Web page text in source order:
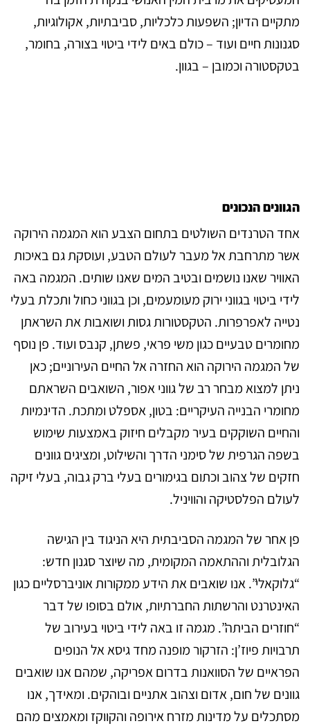
מתקיים הדיון; השפעות כלכליות, סביבתיות, אקולוגיות,
סגנונות חיים ועוד – כולם באים לידי ביטוי בצורה, בחומר,
בטקסטורה וכמובן – בגוון.
הגוונים הנכונים
אחד הטרנדים השולטים בתחום הצבע הוא המגמה הירוקה
אשר מתרחבת אל מעבר לעולם הטבע, ועוסקת גם באיכות
האוויר שאנו נושמים ובטיב המים שאנו שותים. המגמה באה
לידי ביטוי בגווני ירוק מעומעמים, וכן בגווני כחול ותכלת בעלי
נטייה לאפרפרות. הטקסטורות גסות ושואבות את השראתן
מחומרים טבעיים כגון משי פראי, פשתן, קנבס ועוד. פן נוסף
של המגמה הירוקה הוא החזרה אל החיים העירוניים; כאן
ניתן למצוא מבחר רב של גווני אפור, השואבים השראתם
מחומרי הבנייה העיקריים: בטון, אספלט ומתכת. הדינמיות
והחיים השוקקים בעיר מקבלים חיזוק באמצעות שימוש
בשפה הגרפית של סימני הדרך והשילוט, ומציגים גוונים
חזקים של צהוב וכתום בגימורים בעלי ברק גבוה, בעלי זיקה
לעולם הפלסטיקה והוויניל.
פן אחר של המגמה הסביבתית היא הניגוד בין הגישה
הגלובלית וההתאמה המקומית, מה שיוצר סגנון חדש:
“גלוקאלי”. אנו שואבים את הידע ממקורות אוניברסליים כגון
האינטרנט והרשתות החברתיות, אולם בסופו של דבר
“חוזרים הביתה”. מגמה זו באה לידי ביטוי בעירוב של
תרבויות פיוז’ן: הזרקור מופנה מחד גיסא אל הנופים
הפראיים של הסוואנות בדרום אפריקה, שמהם אנו שואבים
גוונים של חום, אדום וצהוב אתניים ובוהקים. ומאידך, אנו
מסתכלים על מדינות מזרח אירופה והקווקז ומאמצים מהם